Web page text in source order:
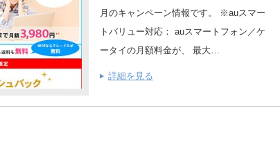
月のキャンペーン情報です。 ※auスマー
トバリュー対応： auスマートフォン／ケ
ータイの月額料金が、 最大…
詳細を見る